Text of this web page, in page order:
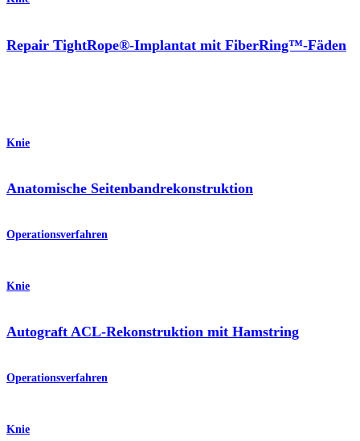
Repair TightRope®-Implantat mit FiberRing™-Fäden
Knie
Anatomische Seitenbandrekonstruktion
Operationsverfahren
Knie
Autograft ACL-Rekonstruktion mit Hamstring
Operationsverfahren
Knie